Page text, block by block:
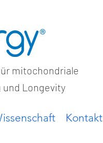
mitochondriale
und Longevity
Kontakt